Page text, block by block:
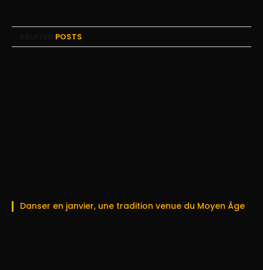
POSTS
Danser en janvier, une tradition venue du Moyen Âge